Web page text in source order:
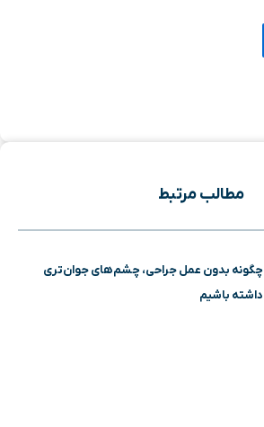
مطالب مرتبط
چگونه بدون عمل جراحی، چشم‌های جوان‌تری
داشته باشیم